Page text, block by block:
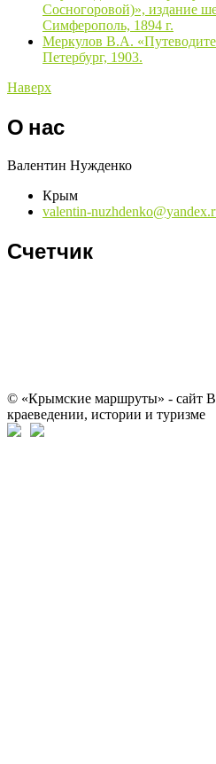
Сосногоровой)», издание
Симферополь, 1894 г.
Меркулов В.А.
Петербург, 1903.
Наверх
О нас
Валентин Нужденко
Крым
valentin-
Счетчик
© «Крымские маршруты» - сайт
краеведении, истории и туризме